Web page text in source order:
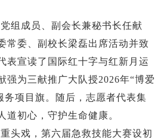
组成员、副会长兼秘书长任献
常委、副校长梁磊出席活动并致
表宣读了国际红十字与红新月运
强为三献推广大队授2026年“博爱
务项目旗。随后，志愿者代表集
道初心，守护生命健康。
头戏，第六届急救技能大赛设初